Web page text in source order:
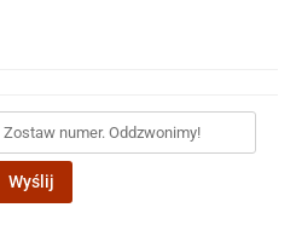
Wyślij